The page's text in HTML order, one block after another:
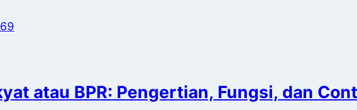
atau BPR: Pengertian, Fungsi, dan